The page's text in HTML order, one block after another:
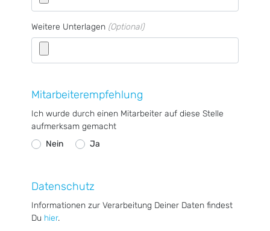
Weitere Unterlagen (Optional)
Mitarbeiterempfehlung
Ich wurde durch einen Mitarbeiter auf diese Stelle
aufmerksam gemacht
Nein
Ja
Datenschutz
Informationen zur Verarbeitung Deiner Daten findest
Du hier.